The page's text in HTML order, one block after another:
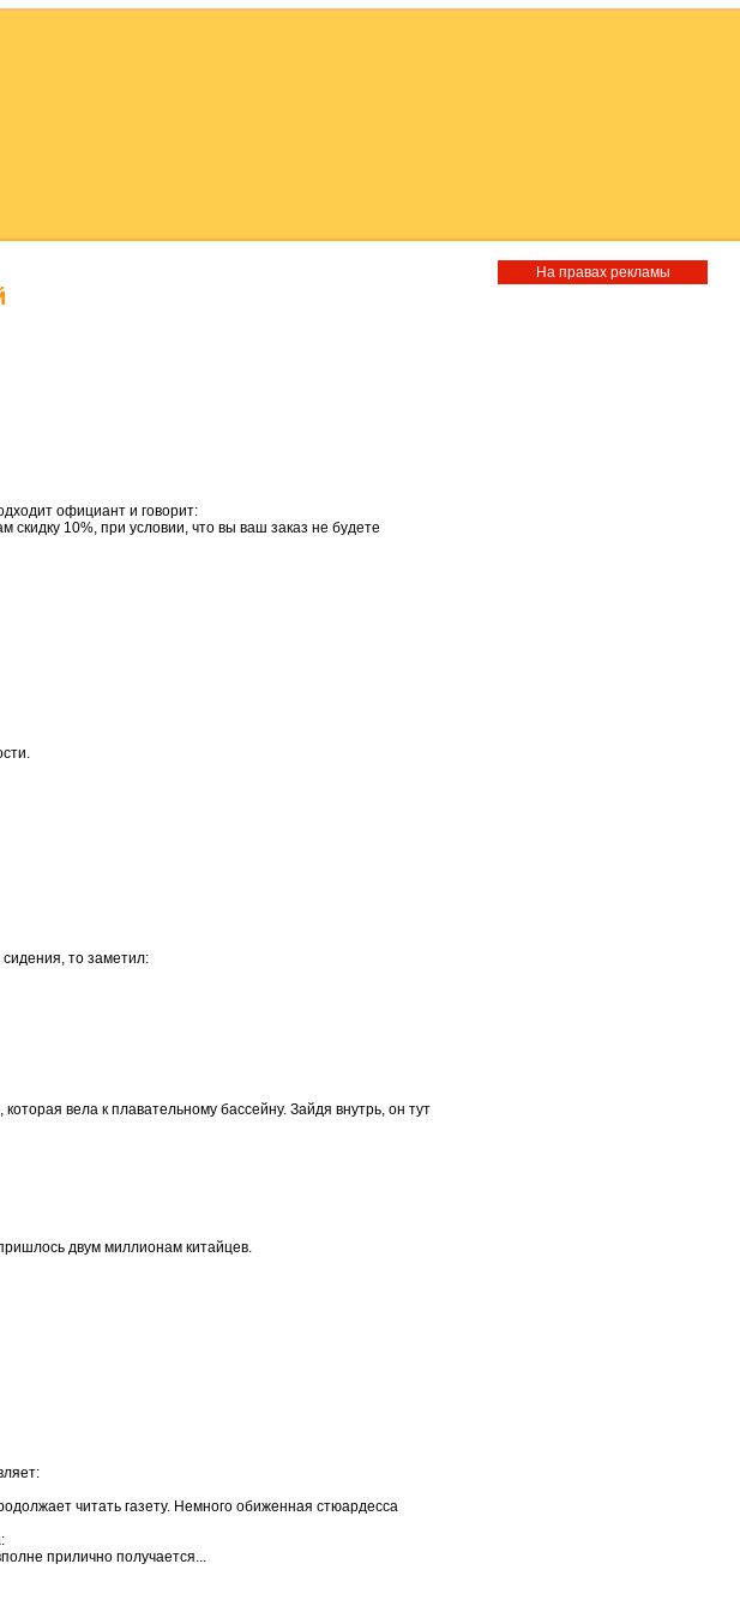
официант и говорит:
скидку 10%, при условии, что вы ваш заказ не будете
то заметил:
вела к плавательному бассейну. Зайдя внутpь, он тут
двум миллионам китайцев.
читать газету. Немного обиженная стюардесса
прилично получается...
На правах рекламы